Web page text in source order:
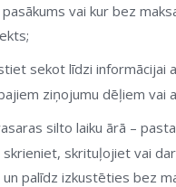
vai kur bez
sekot līdzi informācijai
ziņojumu dēļiem vai
silto laiku ārā –
skrituļojiet vai
palīdz izkustēties bez